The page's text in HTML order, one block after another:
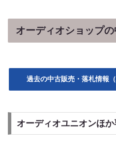
オーディオショップ
過去の中古販売・落札情報
オーディオユニオンほ